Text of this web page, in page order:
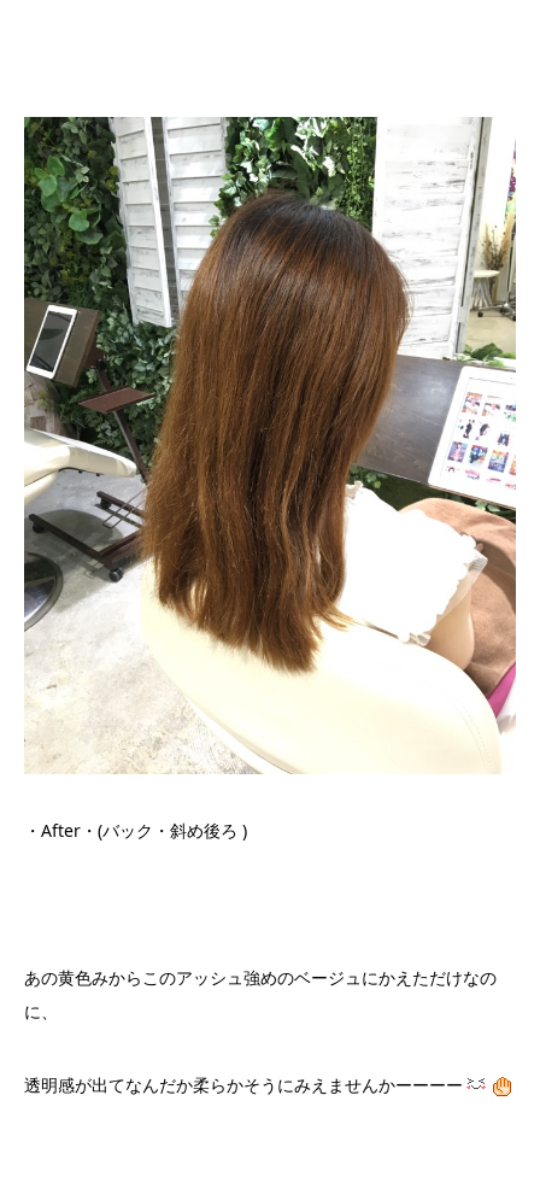
・After・(バック・斜め後ろ )
あの黄色みからこのアッシュ強めのベージュにかえただけなの
に、
透明感が出てなんだか柔らかそうにみえませんかーーーー